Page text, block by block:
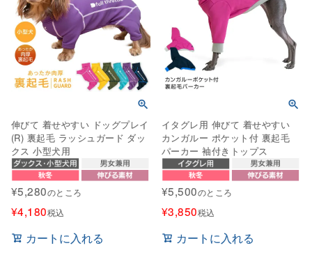
伸びて 着せやすい ドッグプレイ
(R) 裏起毛 ラッシュガード ダッ
クス 小型犬用
¥5,280のところ
¥4,180税込
カートに入れる
イタグレ用 伸びて 着せやすい
カンガルー ポケット付 裏起毛
パーカー 袖付きトップス
¥5,500のところ
¥3,850税込
カートに入れる